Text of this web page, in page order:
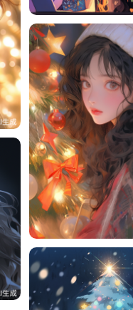
0
一一
0